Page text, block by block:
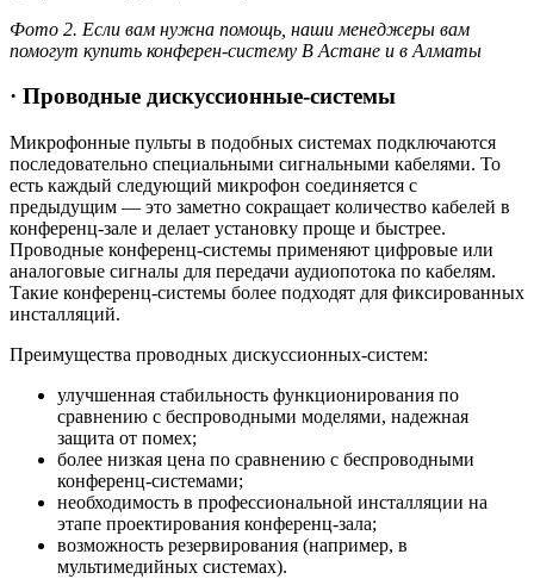
Фото 2. Если вам нужна помощь, наши менеджеры вам
помогут купить конферен-систему В Астане и в Алматы
· Проводные дискуссионные-системы
Микрофонные пульты в подобных системах подключаются
последовательно специальными сигнальными кабелями. То
есть каждый следующий микрофон соединяется с
предыдущим — это заметно сокращает количество кабелей в
конференц-зале и делает установку проще и быстрее.
Проводные конференц-системы применяют цифровые или
аналоговые сигналы для передачи аудиопотока по кабелям.
Такие конференц-системы более подходят для фиксированных
инсталляций.
Преимущества проводных дискуссионных-систем:
улучшенная стабильность функционирования по
сравнению с беспроводными моделями, надежная
защита от помех;
более низкая цена по сравнению с беспроводными
конференц-системами;
необходимость в профессиональной инсталляции на
этапе проектирования конференц-зала;
возможность резервирования (например, в
мультимедийных системах).